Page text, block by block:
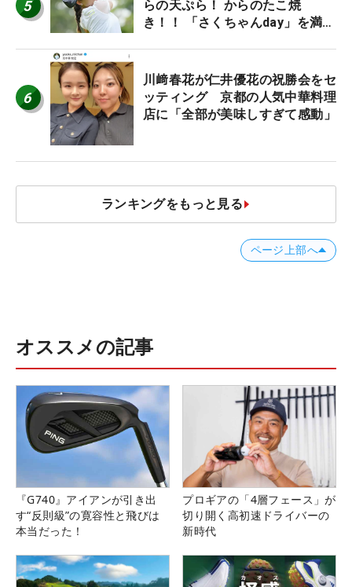
5
らの天ぷら！ からのたこ焼
き！！ 「さくちゃんday」を満喫
6
川﨑春花が仁井優花の祝勝会をセ
ッティング 京都の人気中華料理
店に「全部が美味しすぎて感動」
ランキングをもっと見る
ページ上部へ
オススメの記事
『G740』アイアンが引き出
す“反則級”の寛容性と飛びは
本当だった！
プロギアの「4層フェース」が
切り開く高初速ドライバーの
新時代